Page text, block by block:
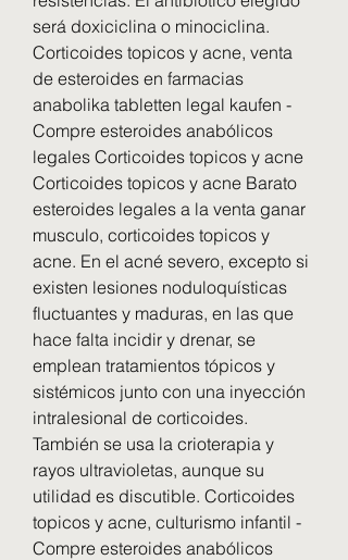
será doxiciclina o minociclina.
Corticoides topicos y acne, venta
de esteroides en farmacias
anabolika tabletten legal kaufen -
Compre esteroides anabólicos
legales Corticoides topicos y acne
Corticoides topicos y acne Barato
esteroides legales a la venta ganar
musculo, corticoides topicos y
acne. En el acné severo, excepto si
existen lesiones noduloquísticas
fluctuantes y maduras, en las que
hace falta incidir y drenar, se
emplean tratamientos tópicos y
sistémicos junto con una inyección
intralesional de corticoides.
También se usa la crioterapia y
rayos ultravioletas, aunque su
utilidad es discutible. Corticoides
topicos y acne, culturismo infantil -
Compre esteroides anabólicos